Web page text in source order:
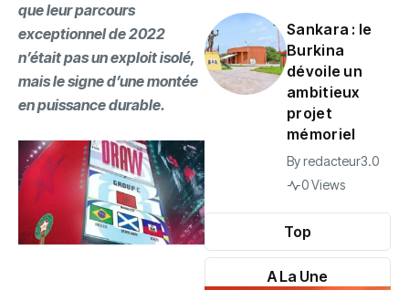
que leur parcours
exceptionnel de 2022
n’était pas un exploit isolé,
mais le signe d’une montée
en puissance durable.
Top
A La Une
Sankara : le
Burkina
dévoile un
ambitieux
projet
mémoriel
Byredacteur3.0
0 Views